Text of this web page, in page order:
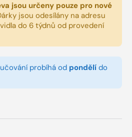
jsou určeny pouze pro nové
jsou odesílány na adresu
do 6 týdnů od provedení
probíhá od pondělí do